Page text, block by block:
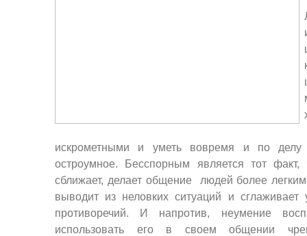
искрометными и уметь вовремя и по делу
остроумное. Бесспорным является тот
сближает, делает общение людей более
выводит из неловких ситуаций и
противоречий. И напротив, неумение
использовать его в своем общении